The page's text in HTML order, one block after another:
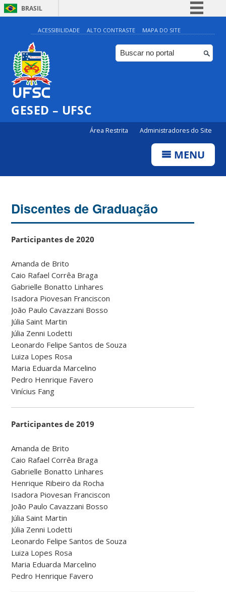
BRASIL
Simplifique!
Comunica BR
Participe
ACESSIBILIDADE ALTO CONTRASTE MAPA DO SITE
GESED – UFSC
Área Restrita Administradores do Site
MENU
Discentes de Graduação
Participantes de 2020
Amanda de Brito
Caio Rafael Corrêa Braga
Gabrielle Bonatto Linhares
Isadora Piovesan Franciscon
João Paulo Cavazzani Bosso
Júlia Saint Martin
Júlia Zenni Lodetti
Leonardo Felipe Santos de Souza
Luiza Lopes Rosa
Maria Eduarda Marcelino
Pedro Henrique Favero
Vinícius Fang
Participantes de 2019
Amanda de Brito
Caio Rafael Corrêa Braga
Gabrielle Bonatto Linhares
Henrique Ribeiro da Rocha
Isadora Piovesan Franciscon
João Paulo Cavazzani Bosso
Júlia Saint Martin
Júlia Zenni Lodetti
Leonardo Felipe Santos de Souza
Luiza Lopes Rosa
Maria Eduarda Marcelino
Pedro Henrique Favero